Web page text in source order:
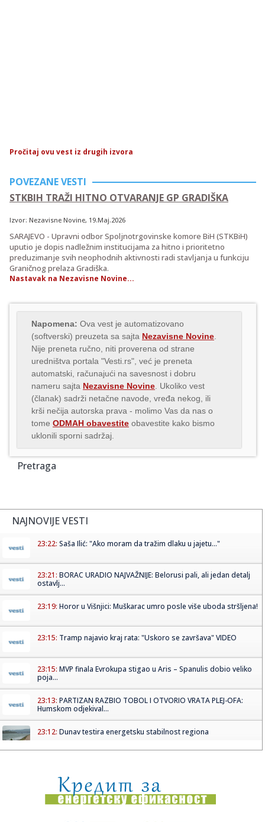
Pročitaj ovu vest iz drugih izvora
POVEZANE VESTI
STKBIH TRAŽI HITNO OTVARANJE GP GRADIŠKA
Izvor: Nezavisne Novine, 19.Maj.2026
SARAJEVO - Upravni odbor Spoljnotrgovinske komore BiH (STKBiH)
uputio je dopis nadležnim institucijama za hitno i prioritetno
preduzimanje svih neophodnih aktivnosti radi stavljanja u funkciju
Graničnog prelaza Gradiška.
Nastavak na Nezavisne Novine...
Napomena: Ova vest je automatizovano
(softverski) preuzeta sa sajta Nezavisne Novine
Nije preneta ručno, niti proverena od strane
uredništva portala "Vesti.rs", već je preneta
automatski, računajući na savesnost i dobru
nameru sajta Nezavisne Novine . Ukoliko vest
(članak) sadrži netačne navode, vređa nekog, ili
krši nečija autorska prava - molimo Vas da nas o
tome ODMAH obavestite obavestite kako bismo
uklonili sporni sadržaj.
Pretraga
NAJNOVIJE VESTI
23:22: Saša Ilić: "Ako moram da tražim dlaku u jajetu..."
23:21: BORAC URADIO NAJVAŽNIJE: Belorusi pali, ali jedan detalj
ostavlj...
23:19: Horor u Višnjici: Muškarac umro posle više uboda stršljena!
23:15: Tramp najavio kraj rata: "Uskoro se završava" VIDEO
23:15: MVP finala Evrokupa stigao u Aris – Spanulis dobio veliko
poja...
23:13: PARTIZAN RAZBIO TOBOL I OTVORIO VRATA PLEJ-OFA:
Humskom odjekival...
23:12: Dunav testira energetsku stabilnost regiona
23:02:Minimalac dominantne Rijeke, šok za Škendiju na Ostrvu